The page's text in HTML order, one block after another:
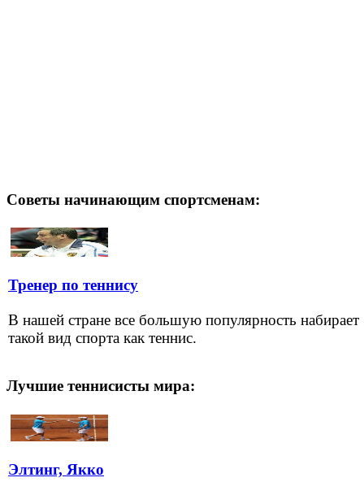
Советы начинающим спортсменам:
Тренер по теннису
В нашей стране все большую популярность набирает
такой вид спорта как теннис.
Лучшие теннисисты мира:
Элтинг, Якко